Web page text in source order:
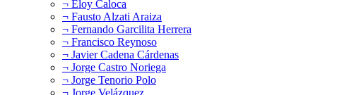
¬ Eloy Caloca
¬ Fausto Alzati Araiza
¬ Fernando Garcilita Herrera
¬ Francisco Reynoso
¬ Javier Cadena Cárdenas
¬ Jorge Castro Noriega
¬ Jorge Tenorio Polo
¬ Jorge Velázquez